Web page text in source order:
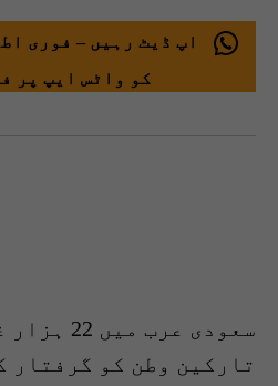
اپ ڈیٹ رہیں – فوری
کو واٹس ایپ پر
سعودی عرب
تارکین وطن کو گرفتار